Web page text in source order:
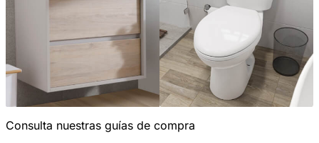
Consulta nuestras guías de compra